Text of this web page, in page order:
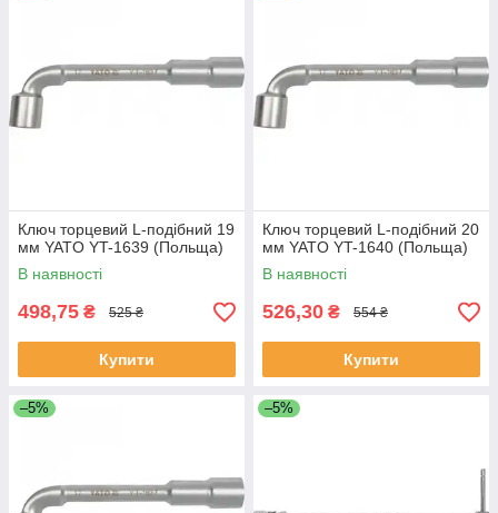
Ключ торцевий L-подібний 19
мм YATO YT-1639 (Польща)
В наявності
498,75 ₴ 525 ₴
Купити
Ключ торцевий L-подібний 20
мм YATO YT-1640 (Польща)
В наявності
526,30 ₴ 554 ₴
Купити
–5% –5%